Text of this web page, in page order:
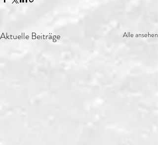
Aktuelle Beiträge Alle ansehen